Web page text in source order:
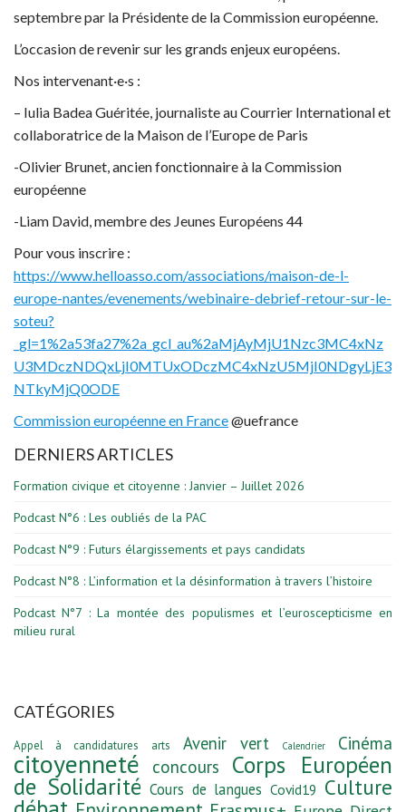
septembre par la Présidente de la Commission européenne.
L’occasion de revenir sur les grands enjeux européens.
Nos intervenant·e·s :
– Iulia Badea Guéritée, journaliste au Courrier International et
collaboratrice de la Maison de l’Europe de Paris
-Olivier Brunet, ancien fonctionnaire à la Commission
européenne
-Liam David, membre des Jeunes Européens 44
Pour vous inscrire :
https://www.helloasso.com/associations/maison-de-l-
europe-nantes/evenements/webinaire-debrief-retour-sur-le-
soteu?
_gl=1%2a53fa27%2a_gcl_au%2aMjAyMjU1Nzc3MC4xNz
U3MDczNDQxLjI0MTUxODczMC4xNzU5MjI0NDgyLjE3
NTkyMjQ0ODE
Commission européenne en France@uefrance
DERNIERS ARTICLES
Formation civique et citoyenne : Janvier – Juillet 2026
Podcast N°6 : Les oubliés de la PAC
Podcast N°9 : Futurs élargissements et pays candidats
Podcast N°8 : L’information et la désinformation à travers l’histoire
Podcast N°7 : La montée des populismes et l’euroscepticisme en
milieu rural
CATÉGORIES
Appel à candidatures arts Avenir vert Calendrier Cinéma
citoyenneté concours Corps Européen
de Solidarité Cours de langues Covid19 Culture